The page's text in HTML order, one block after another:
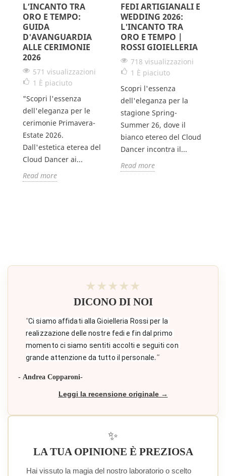
L’INCANTO TRA
ORO E TEMPO:
GUIDA
D'AVANGUARDIA
ALLE CERIMONIE
2026
571 visualizzazioni
1 È piaciuto
"Scopri l'essenza
dell'eleganza per le
cerimonie Primavera-
Estate 2026.
Dall'estetica eterea del
Cloud Dancer ai...
Read more
FEDI ARTIGIANALI E
WEDDING 2026:
L'INCANTO TRA
ORO E TEMPO |
ROSSI GIOIELLERIA
718 visualizzazioni
1 È piaciuto
Scopri l'essenza
dell'eleganza per la
stagione Spring-
Summer 26, dove il
bianco etereo del Cloud
Dancer incontra il...
Read more
★★★★★
DICONO DI NOI
"Ci siamo affidati alla Gioielleria Rossi per la
realizzazione delle nostre fedi e fin dal primo
momento ci siamo sentiti accolti e seguiti con
grande attenzione da tutto il personale."
- Andrea Copparoni-
Leggi la recensione originale →
✨
LA TUA OPINIONE È PREZIOSA
Hai vissuto la magia del nostro laboratorio o scelto